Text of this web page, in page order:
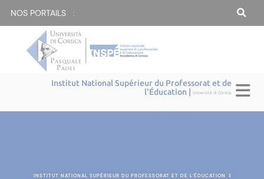
NOS PORTAILS :
Institut National Supérieur du Professorat et de
l'Éducation |Università di Corsica
INSTITUT NATIONAL SUPÉRIEUR DU PROFESSORAT ET DE L'ÉDUCATION |